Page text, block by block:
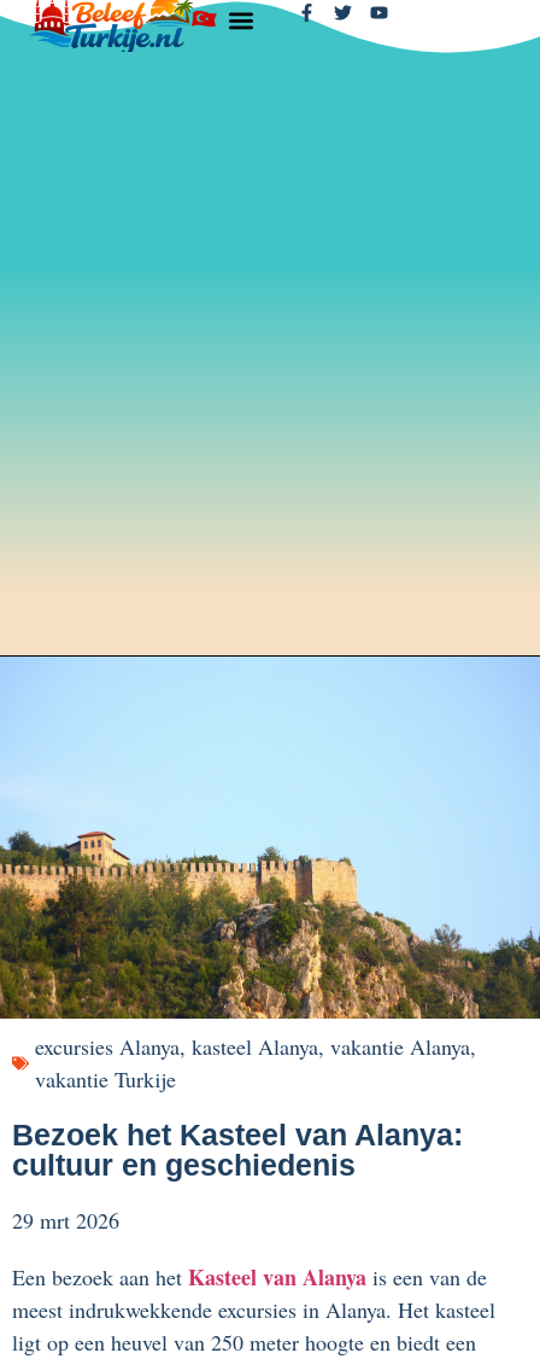
excursies Alanya, kasteel Alanya, vakantie Alanya,
vakantie Turkije
Bezoek het Kasteel van Alanya:
cultuur en geschiedenis
29 mrt 2026
Een bezoek aan het Kasteel van Alanya is een van de
meest indrukwekkende excursies in Alanya. Het kasteel
ligt op een heuvel van 250 meter hoogte en biedt een